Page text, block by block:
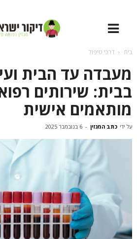
בית דרכי טיפול
מעבדה עד הבית
בבית: שירותים
מותאמים אישית
על ידי כתב המגזין - 6 בנובמבר 2025